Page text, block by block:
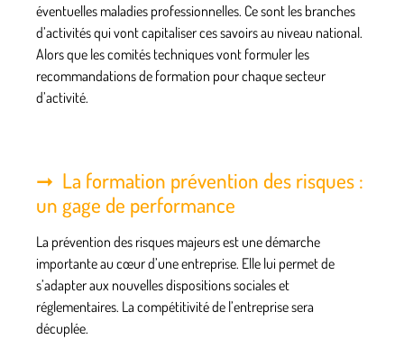
éventuelles maladies professionnelles. Ce sont les branches
d’activités qui vont capitaliser ces savoirs au niveau national.
Alors que les comités techniques vont formuler les
recommandations de formation pour chaque secteur
d’activité.
La formation prévention des risques :
un gage de performance
La prévention des risques majeurs est une démarche
importante au cœur d’une entreprise. Elle lui permet de
s’adapter aux nouvelles dispositions sociales et
réglementaires. La compétitivité de l’entreprise sera
décuplée.